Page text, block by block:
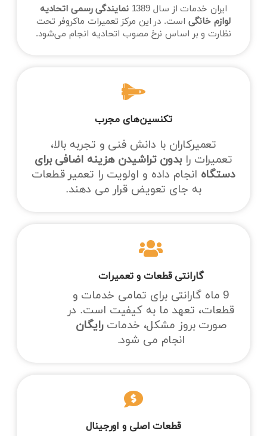
ایران خدمات از سال 1389
نمایندگی رسمی اتحادیه
لوازم خانگی است. در این مرکز تعمیرات ماکروفر تحت
نظارت و بر اساس نرخ مصوب اتحادیه انجام می‌شود.
تکنسین‌های مجرب
تعمیرکاران با دانش فنی و تجربه بالا،
تعمیرات رابدون تراشیدن هزینه اضافی برای
دستگاه‌ انجام داده و اولویت را تعمیر قطعات
به جای تعویض قرار می دهند.
گارانتی قطعات و تعمیرات
9 ماه گارانتی برای تمامی خدمات و
قطعات، تعهد ما به کیفیت است. در
صورت بروز مشکل، خدماترایگان
انجام می شود.
قطعات اصلی و اورجینال